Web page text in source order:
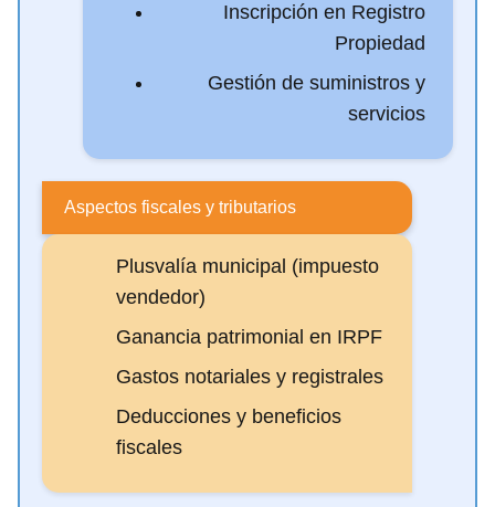
Inscripción en Registro
Propiedad
Gestión de suministros y
servicios
Aspectos fiscales y tributarios
Plusvalía municipal (impuesto
vendedor)
Ganancia patrimonial en IRPF
Gastos notariales y registrales
Deducciones y beneficios
fiscales